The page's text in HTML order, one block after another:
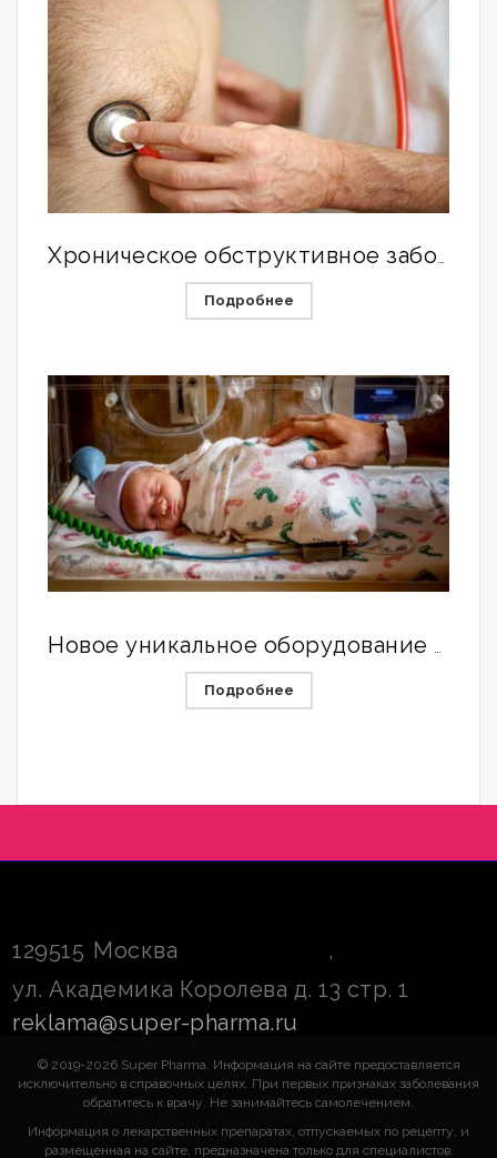
Хроническое обструктивное заболевание легких или 10 натуральных медикаментов для лечения бронхита
Подробнее
Новое уникальное оборудование для незрелых младенцев!
Подробнее
129515 Москва
,
ул. Академика Королева д. 13 стр. 1
reklama@super-pharma.ru
© 2019-2026 Super Pharma. Информация на сайте предоставляется
исключительно в справочных целях. При первых признаках заболевания
обратитесь к врачу. Не занимайтесь самолечением.
Информация о лекарственных препаратах, отпускаемых по рецепту, и
размещенная на сайте, предназначена только для специалистов.